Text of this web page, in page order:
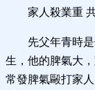
家人殺業重
先父年青時
生，他的脾氣大
常發脾氣毆打家